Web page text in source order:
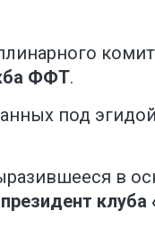
ФФТ.
под
в
президент клуба